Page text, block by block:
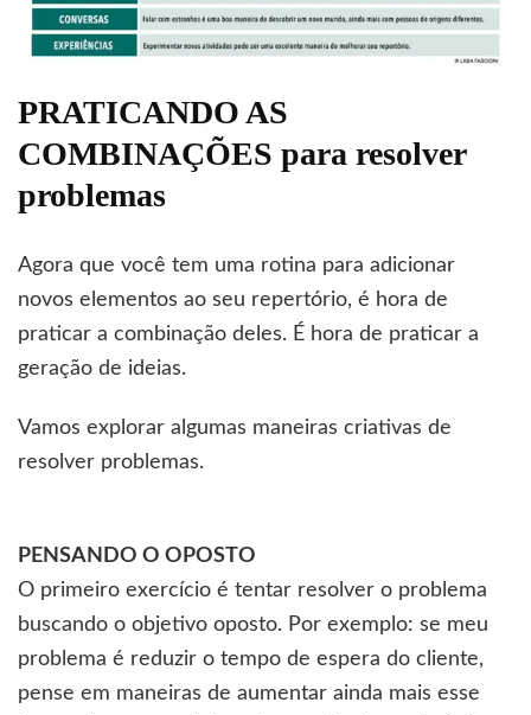
PRATICANDO AS
COMBINAÇÕES para resolver
problemas
Agora que você tem uma rotina para adicionar
novos elementos ao seu repertório, é hora de
praticar a combinação deles. É hora de praticar a
geração de ideias.
Vamos explorar algumas maneiras criativas de
resolver problemas.
PENSANDO O OPOSTO
O primeiro exercício é tentar resolver o problema
buscando o objetivo oposto. Por exemplo: se meu
problema é reduzir o tempo de espera do cliente,
pense em maneiras de aumentar ainda mais esse